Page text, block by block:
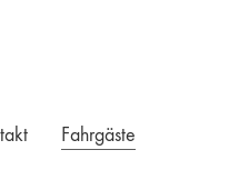
Fahrgäste